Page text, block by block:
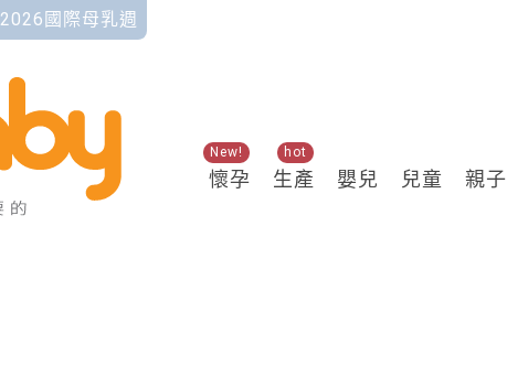
2026國際母乳週
懷孕
New!
生產
hot
嬰兒 兒童 親子
關鍵熱搜